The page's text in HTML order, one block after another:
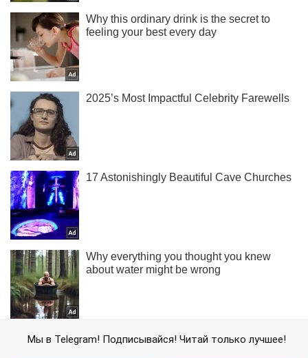
Мы в Telegram! Подписывайся! Читай только лучшее!